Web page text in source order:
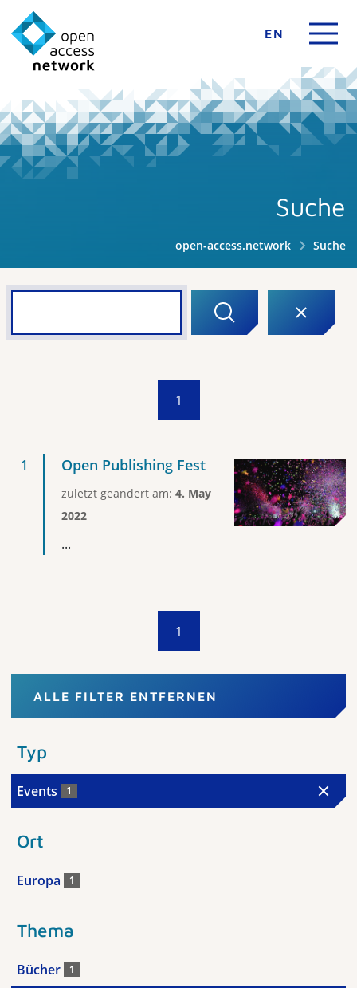
EN
Suche
open-access.network Suche
1
Open Publishing Fest
zuletzt geändert am: 4. May
2022
...
1
ALLE FILTER ENTFERNEN
Typ
Events 1
Ort
Europa 1
Thema
Bücher 1